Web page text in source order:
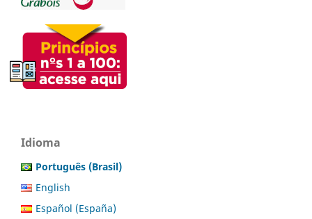
Idioma
Português (Brasil)
English
Español (España)